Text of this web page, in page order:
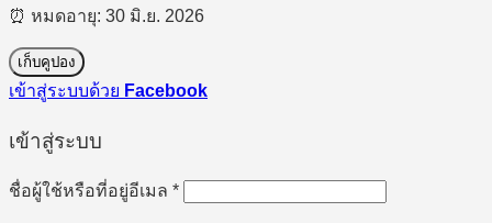
⏰ หมดอายุ: 30 มิ.ย. 2026
เก็บคูปอง
เข้าสู่ระบบด้วย Facebook
เข้าสู่ระบบ
ชื่อผู้ใช้หรือที่อยู่อีเมล *ต้องการ